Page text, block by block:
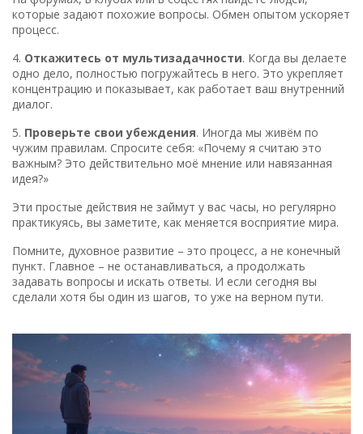
которые задают похожие вопросы. Обмен опытом ускоряет
процесс.
4. Откажитесь от мультизадачности. Когда вы делаете
одно дело, полностью погружайтесь в него. Это укрепляет
концентрацию и показывает, как работает ваш внутренний
диалог.
5. Проверьте свои убеждения. Иногда мы живём по
чужим правилам. Спросите себя: «Почему я считаю это
важным? Это действительно моё мнение или навязанная
идея?»
Эти простые действия не займут у вас часы, но регулярно
практикуясь, вы заметите, как меняется восприятие мира.
Помните, духовное развитие – это процесс, а не конечный
пункт. Главное – не останавливаться, а продолжать
задавать вопросы и искать ответы. И если сегодня вы
сделали хотя бы один из шагов, то уже на верном пути.